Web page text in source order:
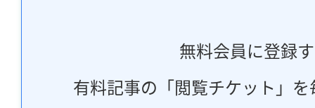
無料会員に登録
有料記事の「閲覧チケット」